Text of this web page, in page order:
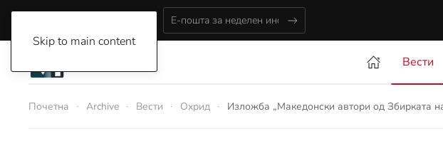
Skip to main content
Вести
Почетна Archive Вести Охрид Изложба „Македонски автори од Збирката